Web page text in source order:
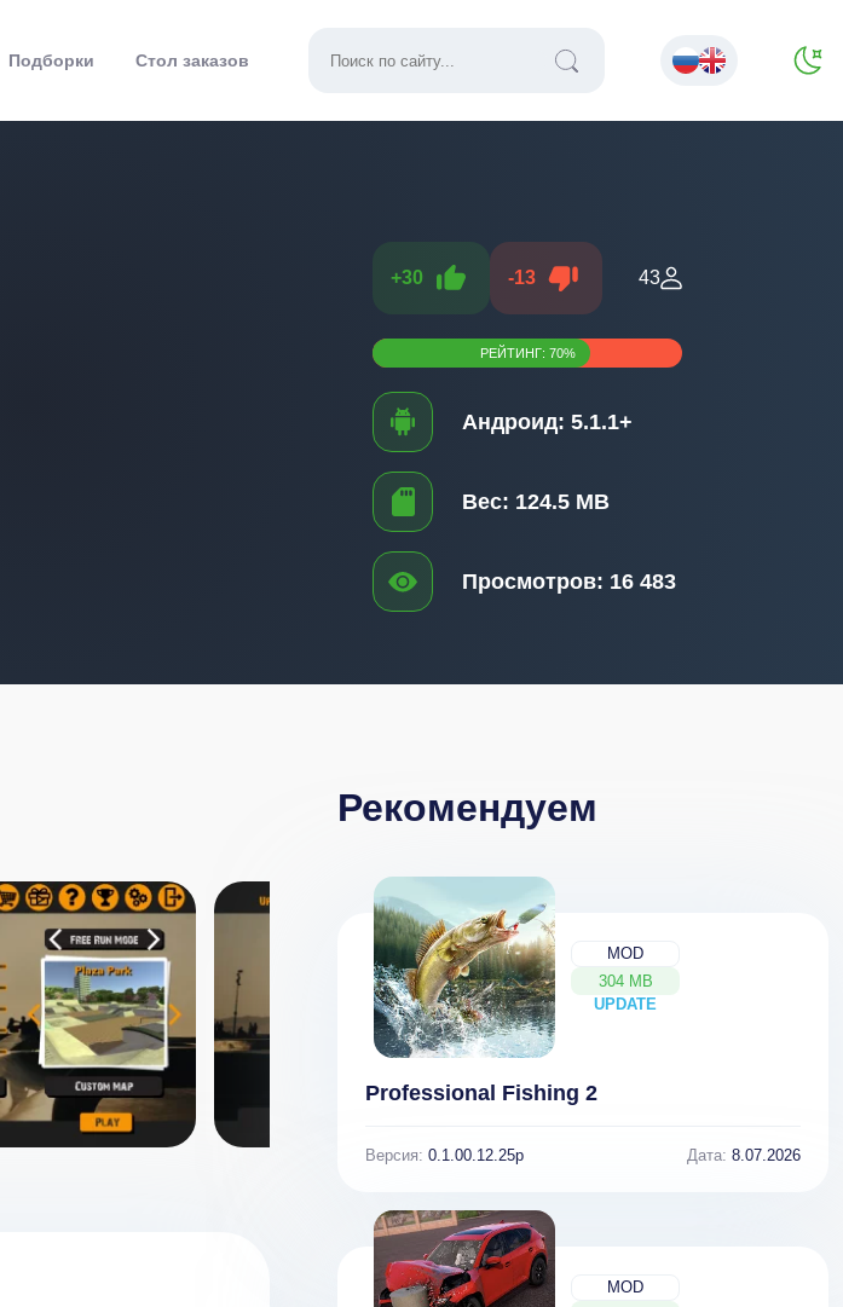
Подборки Стол заказов
+30 -13 43
РЕЙТИНГ: 70%
Андроид: 5.1.1+
Вес: 124.5 MB
Просмотров: 16 483
Рекомендуем
MOD
304 MB
UPDATE
NEW
Professional Fishing 2
Версия: 0.1.00.12.25p Дата: 8.07.2026
MOD